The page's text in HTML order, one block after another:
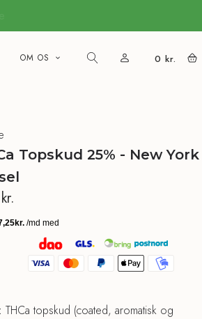
OM OS 0 kr.
Topskud 25% - New York
kr.
THCa topskud (coated, aromatisk og